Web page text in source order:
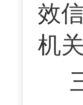
效
机